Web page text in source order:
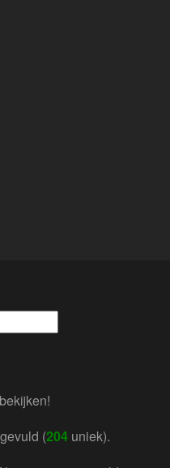
(204 uniek).